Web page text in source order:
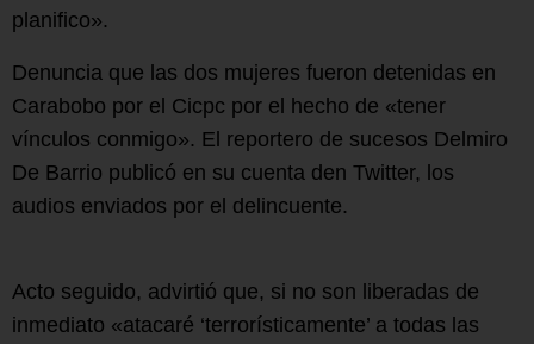
planifico».
Denuncia que las dos mujeres fueron detenidas en
Carabobo por el Cicpc por el hecho de «tener
vínculos conmigo». El reportero de sucesos Delmiro
De Barrio publicó en su cuenta den Twitter, los
audios enviados por el delincuente.
Acto seguido, advirtió que, si no son liberadas de
inmediato «atacaré ‘terrorísticamente’ a todas las